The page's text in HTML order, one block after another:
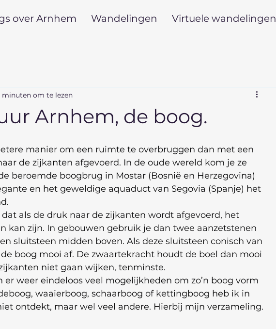
over Arnhem Wandelingen Virtuele wandelingen
Arnhem, de boog.
minuten om te lezen
manier om een ruimte te overbruggen dan met een
de zijkanten afgevoerd. In de oude wereld kom je ze
beroemde boogbrug in Mostar (Bosnië en Herzegovina)
en het geweldige aquaduct van Segovia (Spanje) het
dat als de druk naar de zijkanten wordt afgevoerd, het
kan zijn. In gebouwen gebruik je dan twee aanzetstenen
sluitsteen midden boven. Als deze sluitsteen conisch van
boog mooi af. De zwaartekracht houdt de boel dan mooi
niet gaan wijken, tenminste.
er weer eindeloos veel mogelijkheden om zo’n boog vorm
waaierboog, schaarboog of kettingboog heb ik in
ontdekt, maar wel veel andere. Hierbij mijn verzameling.